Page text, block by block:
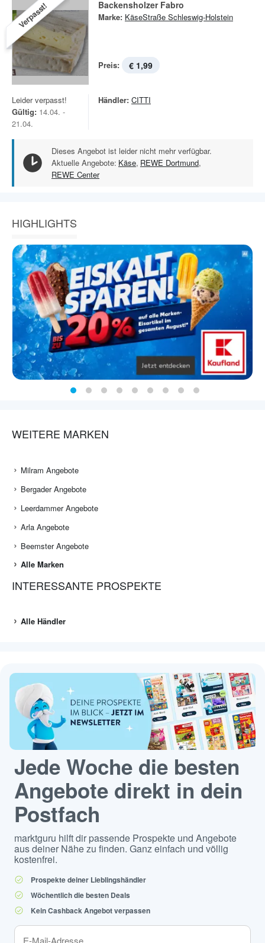
Verpasst! Backensholzer Fabro
Marke: KäseStraße Schleswig-Holstein
Preis: € 1,99
Leider verpasst!
Gültig: 14.04. -
21.04.
Händler: CITTI
Dieses Angebot ist leider nicht mehr verfügbar.
Aktuelle Angebote: Käse, REWE Dortmund,
REWE Center
HIGHLIGHTS
WEITERE MARKEN
Milram Angebote
Bergader Angebote
Leerdammer Angebote
Arla Angebote
Beemster Angebote
Alle Marken
INTERESSANTE PROSPEKTE
Alle Händler
Jede Woche die besten
Angebote direkt in dein
Postfach
marktguru hilft dir passende Prospekte und Angebote
aus deiner Nähe zu finden. Ganz einfach und völlig
kostenfrei.
Prospekte deiner Lieblingshändler
Wöchentlich die besten Deals
Kein Cashback Angebot verpassen